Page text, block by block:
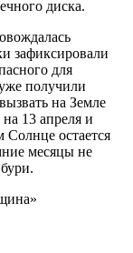
диска.
зафиксировали
для
получили
на Земле
13 апреля и
остается
месяцы не